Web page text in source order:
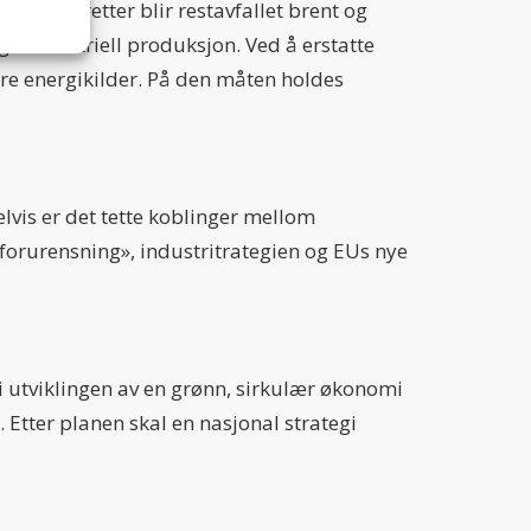
ut. Deretter blir restavfallet brent og
i industriell produksjon. Ved å erstatte
energikilder. På den måten holdes
er det tette koblinger mellom
industritrategien og EUs nye
av en grønn, sirkulær økonomi
planen skal en nasjonal strategi